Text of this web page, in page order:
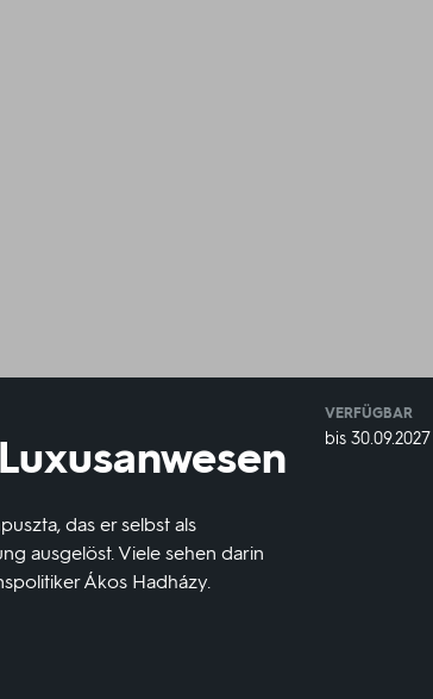
das er selbst als
ausgelöst. Viele sehen darin
Ákos Hadházy.
VERFÜGBAR
weltweit
VERFÜGBAR
bis 30.09.2027